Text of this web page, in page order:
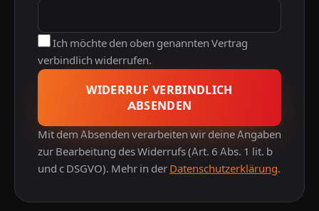
Ich möchte den oben genannten Vertrag
verbindlich widerrufen.
WIDERRUF VERBINDLICH
ABSENDEN
Mit dem Absenden verarbeiten wir deine Angaben
zur Bearbeitung des Widerrufs (Art. 6 Abs. 1 lit. b
und c DSGVO). Mehr in derDatenschutzerklärung.